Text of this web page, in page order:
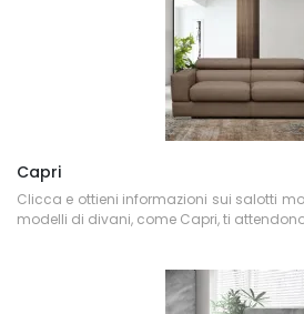
Capri
Clicca e ottieni informazioni sui salotti
modelli di divani, come Capri, ti